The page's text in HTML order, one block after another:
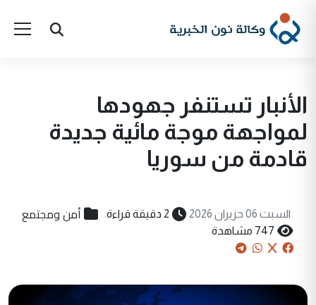
الأنبار تستنفر جهودها
لمواجهة موجة مائية جديدة
قادمة من سوريا
السبت 06 حزيران 2026 2 دقيقة قراءة أمن ومجتمع
747 مشاهدة